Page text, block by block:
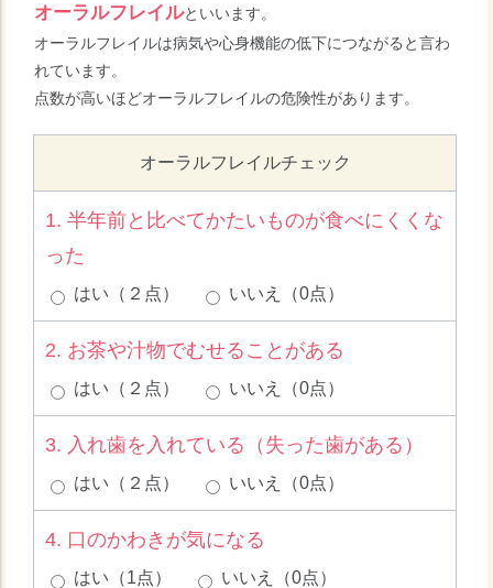
オーラルフレイルといいます。
オーラルフレイルは病気や心身機能の低下につながると言わ
れています。
点数が高いほどオーラルフレイルの危険性があります。
オーラルフレイルチェック
1. 半年前と比べてかたいものが食べにくくな
った
はい（２点） いいえ（0点）
2. お茶や汁物でむせることがある
はい（２点） いいえ（0点）
3. 入れ歯を入れている（失った歯がある）
はい（２点） いいえ（0点）
4. 口のかわきが気になる
はい（1点） いいえ（0点）